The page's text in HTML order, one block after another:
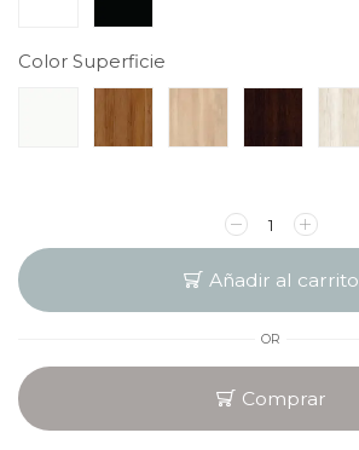
Color Superficie
Añadir al carrito
OR
Comprar